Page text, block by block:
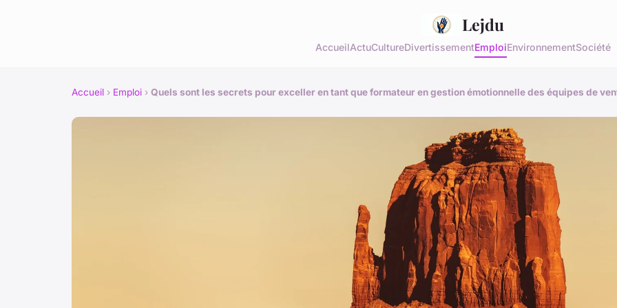
Lejdu
AccueilActuCultureDivertissementEmploiEnvironnementSociété
Accueil › Emploi › Quels sont les secrets pour exceller en tant que formateur en gestion émotionnelle des équipes de